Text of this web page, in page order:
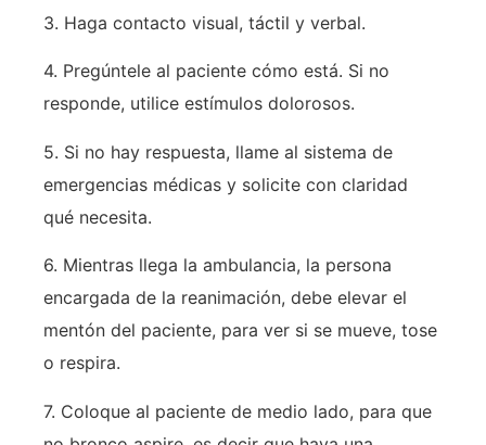
3. Haga contacto visual, táctil y verbal.
4. Pregúntele al paciente cómo está. Si no
responde, utilice estímulos dolorosos.
5. Si no hay respuesta, llame al sistema de
emergencias médicas y solicite con claridad
qué necesita.
6. Mientras llega la ambulancia, la persona
encargada de la reanimación, debe elevar el
mentón del paciente, para ver si se mueve, tose
o respira.
7. Coloque al paciente de medio lado, para que